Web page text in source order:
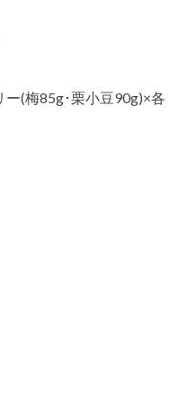
(梅85g･栗小豆90g)×各